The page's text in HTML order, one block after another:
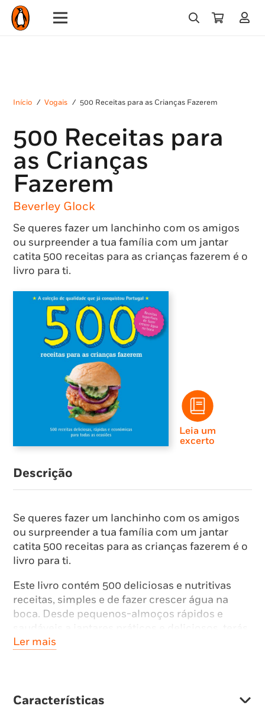
Início / Vogais / 500 Receitas para as Crianças Fazerem
500 Receitas para
as Crianças
Fazerem
Beverley Glock
Se queres fazer um lanchinho com os amigos
ou surpreender a tua família com um jantar
catita 500 receitas para as crianças fazerem é o
livro para ti.
Leia um
excerto
Descrição
Se queres fazer um lanchinho com os amigos
ou surpreender a tua família com um jantar
catita 500 receitas para as crianças fazerem é o
livro para ti.
Este livro contém 500 deliciosas e nutritivas
receitas, simples e de fazer crescer água na
boca. Desde pequenos-almoços rápidos e
sucesso garantido entre a tua família e os teus
inclui cuidados a ter na cozinha, explicações
Ler mais
Características